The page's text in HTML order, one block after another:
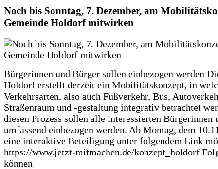
Noch bis Sonntag, 7. Dezember, am
Gemeinde Holdorf mitwirken
Bürgerinnen und Bürger sollen einbezogen werden
Holdorf erstellt derzeit ein Mobilitätskonzept, in
Verkehrsarten, also auch Fußverkehr, Bus,
Straßenraum und -gestaltung integrativ betrachtet
diesen Prozess sollen alle interessierten Bürgerinnen
umfassend einbezogen werden. Ab Montag, dem
eine interaktive Beteiligung unter folgendem Link
https://www.jetzt-mitmachen.de/konzept_holdorf
können